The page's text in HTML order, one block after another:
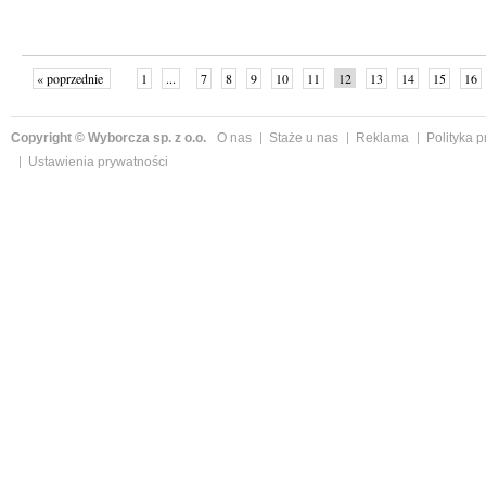
« poprzednie 1 ... 7 8 9 10 11 12 13 14 15 16
Copyright © Wyborcza sp. z o.o. O nas Staże u nas Reklama
Polityka
Ustawienia prywatności